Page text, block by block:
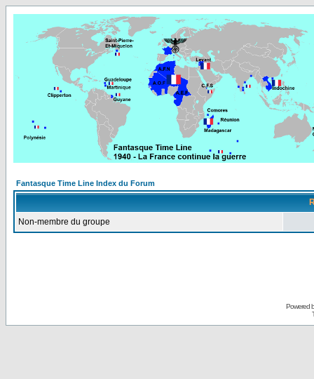
Fantasque Time Line Index du Forum
Non-membre du groupe
Powered